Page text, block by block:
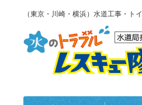
（東京・川崎・横浜）水道工事・ト